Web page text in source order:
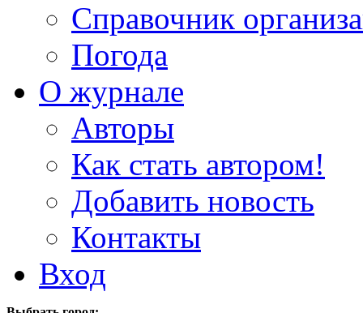
Справочник
Погода
О журнале
Авторы
Как стать автором!
Добавить новость
Контакты
Вход